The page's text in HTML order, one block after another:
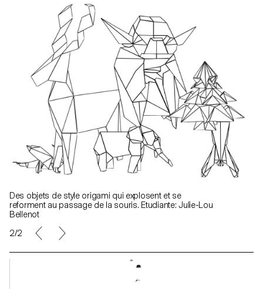
Des objets de style origami qui explosent et se
reforment au passage de la souris. Etudiante: Julie-Lou
Bellenot
2/2